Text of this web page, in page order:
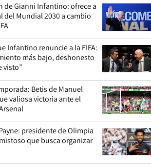
de Gianni Infantino: ofrece a
del Mundial 2030 a cambio
Infantino renuncie a la FIFA:
más bajo, deshonesto
visto”
Betis de Manuel
valiosa victoria ante el
presidente de Olimpia
que busca organizar